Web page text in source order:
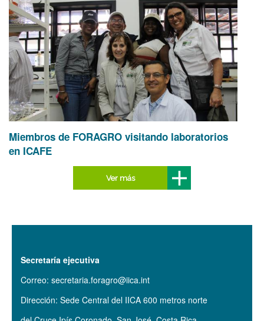
Miembros de FORAGRO visitando laboratorios
en ICAFE
Ver más
Secretaría ejecutiva
Correo: secretaria.foragro@iica.int
Dirección: Sede Central del IICA 600 metros norte